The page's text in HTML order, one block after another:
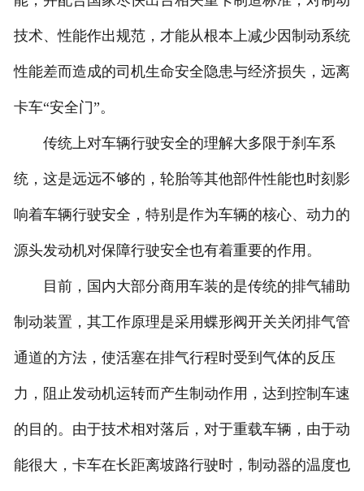
技术、性能作出规范，才能从根本上减少因制动系统
性能差而造成的司机生命安全隐患与经济损失，远离
卡车“安全门”。
传统上对车辆行驶安全的理解大多限于刹车系
统，这是远远不够的，轮胎等其他部件性能也时刻影
响着车辆行驶安全，特别是作为车辆的核心、动力的
源头发动机对保障行驶安全也有着重要的作用。
目前，国内大部分商用车装的是传统的排气辅助
制动装置，其工作原理是采用蝶形阀开关关闭排气管
通道的方法，使活塞在排气行程时受到气体的反压
力，阻止发动机运转而产生制动作用，达到控制车速
的目的。由于技术相对落后，对于重载车辆，由于动
能很大，卡车在长距离坡路行驶时，制动器的温度也